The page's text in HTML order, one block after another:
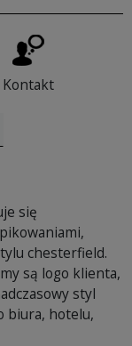
Kontakt
się
chesterfield.
są logo klienta,
styl
biura, hotelu,